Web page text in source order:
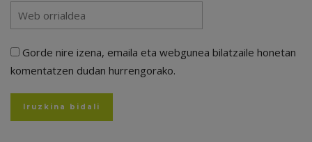
Gorde nire izena, emaila eta webgunea bilatzaile honetan
komentatzen dudan hurrengorako.